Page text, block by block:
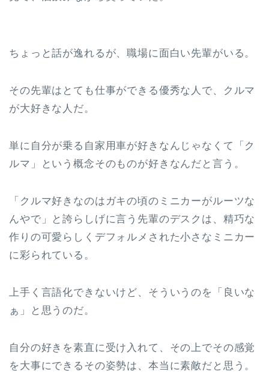
ちょっと話が逸れるが、職場に面白い先輩がいる。
その先輩はとても仕事ができる優秀な人で、クルマ
が大好きな人だ。
単に自分が乗る自家用車が好きなんじゃなくて「ク
ルマ」という概念そのものが好きなんだと言う。
「クルマ好きなのはガキの頃のミニカーがルーツな
んやで」と誇らしげに言う先輩のデスクは、精巧な
作りの可愛らしくデフォルメされた小さなミニカー
に彩られている。
上手く言語化できないけど、そういうのを「良いな
ぁ」と思うのだ。
自分の好きを素直に受け入れて、その上でその感覚
を大事にできるその姿勢は、本当に素敵だと思う。